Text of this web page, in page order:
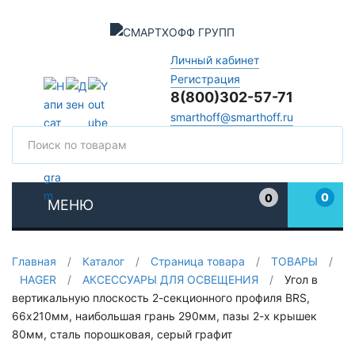
Личный кабинет
Регистрация
8(800)302-57-71
smarthoff@smarthoff.ru
МЕНЮ
0
0
Главная / Каталог / Страница товара / ТОВАРЫ
/
HAGER
/ АКСЕССУАРЫ ДЛЯ ОСВЕЩЕНИЯ /
Угол в
вертикальную плоскость 2-секционного профиля BRS,
66х210мм, наибoльшая грань 290мм, пазы 2-х крышек
80мм, сталь порошковая, серый графит